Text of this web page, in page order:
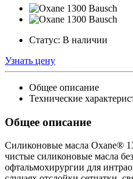
Статус: В наличии
Узнать цену
Общее описание
Технические
Общее описание
Силиконовые масла Oxane®
чистые силиконовые масла
офтальмохирургии для